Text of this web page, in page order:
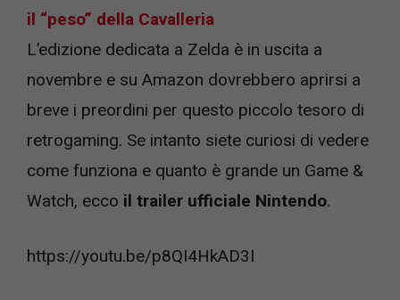
il “peso” della Cavalleria
L’edizione dedicata a Zelda è in uscita a
novembre e su Amazon dovrebbero aprirsi a
breve i preordini per questo piccolo tesoro di
retrogaming. Se intanto siete curiosi di vedere
come funziona e quanto è grande un Game &
Watch, ecco il trailer ufficiale Nintendo.
https://youtu.be/p8QI4HkAD3I